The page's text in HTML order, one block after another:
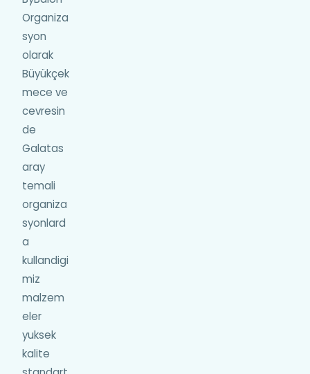
Organiza
syon
olarak
Büyükçek
mece ve
cevresin
de
Galatas
aray
temali
organiza
syonlard
a
kullandigi
miz
malzem
eler
yuksek
kalite